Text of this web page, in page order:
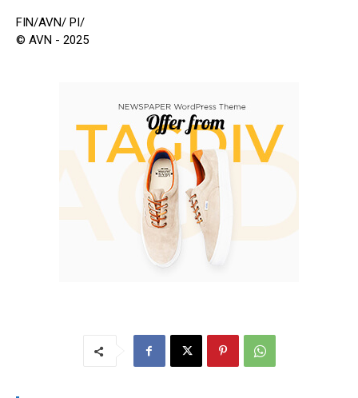
FIN/AVN/ PI/
© AVN - 2025